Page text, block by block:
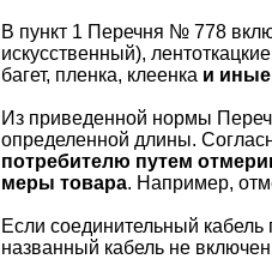
В пункт 1 Перечня № 778
искусственный),
багет, пленка, клеенка и
Из приведенной нормы
определенной длины.
потребителю путем
меры товара. Например,
Если соединительный кабель
названный кабель не